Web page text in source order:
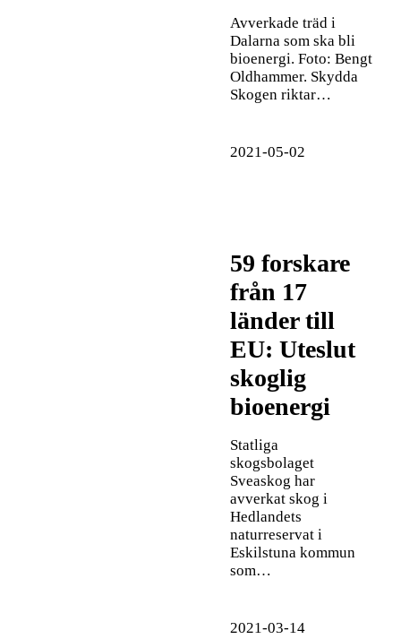
Avverkade träd i
Dalarna som ska bli
bioenergi. Foto: Bengt
Oldhammer. Skydda
Skogen riktar…
2021-05-02
59 forskare
från 17
länder till
EU: Uteslut
skoglig
bioenergi
Statliga
skogsbolaget
Sveaskog har
avverkat skog i
Hedlandets
naturreservat i
Eskilstuna kommun
som…
2021-03-14